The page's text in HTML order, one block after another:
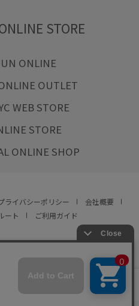
STORE
ONLINE
OUTLET
WEB STORE
STORE
ONLINE SHOP
ライバシーポリシー
会社概要
ート ご利用ガイド
RIGHTS RESERVED.
在販売しておりません